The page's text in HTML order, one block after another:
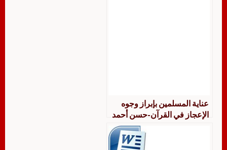
عناية المسلمين بإبراز وجوه
الإعجاز في القرآن-حسن أحمد